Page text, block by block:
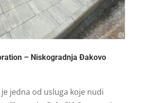
– Niskogradnja Đakovo
jedna od usluga koje nudi